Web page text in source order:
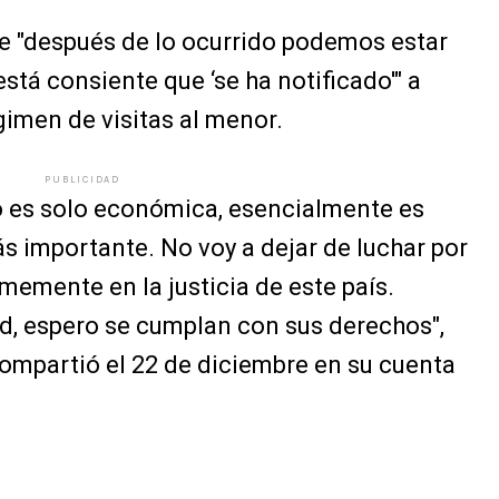
"después de lo ocurrido podemos estar
consiente que ‘se ha notificado'" a
de visitas al menor.
PUBLICIDAD
solo económica, esencialmente es
importante. No voy a dejar de luchar por
en la justicia de este país.
espero se cumplan con sus derechos",
el 22 de diciembre en su cuenta